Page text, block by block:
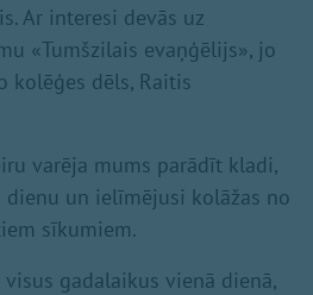
Ar interesi devās uz
«Tumšzilais evaņģēlijs», jo
kolēģes dēls, Raitis
varēja mums parādīt kladi,
un ielīmējusi kolāžas no
sīkumiem.
gadalaikus vienā dienā,